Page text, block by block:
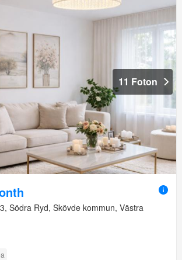
11 Foton
Södra Ryd, Skövde kommun, Västra